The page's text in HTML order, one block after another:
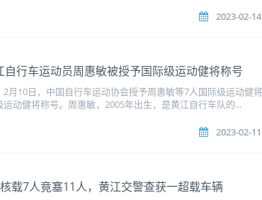
2023-02-
自行车运动员周惠敏被授予国际级运动健将称号
2月10日，中国自行车运动协会授予周惠敏等7人国际级运动健
动健将称号。周惠敏，2005年出生，是黄江自行车队的...
2023-02-
载7人竟塞11人，黄江交警查获一超载车辆